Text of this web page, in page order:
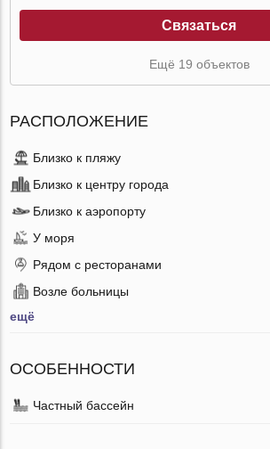
Связаться
Ещё 19 объектов
РАСПОЛОЖЕНИЕ
Близко к пляжу
Близко к центру города
Близко к аэропорту
У моря
Рядом с ресторанами
Возле больницы
ещё
ОСОБЕННОСТИ
Частный бассейн